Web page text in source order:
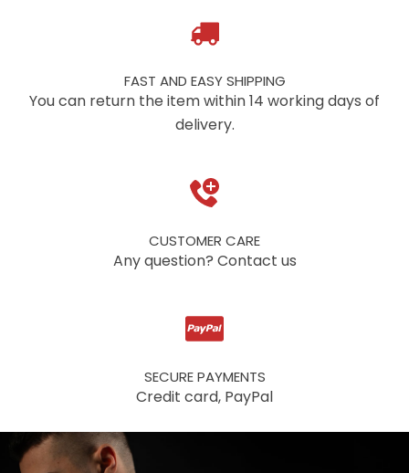
FAST AND EASY SHIPPING
You can return the item within 14 working days of
delivery.
CUSTOMER CARE
Any question? Contact us
SECURE PAYMENTS
Credit card, PayPal